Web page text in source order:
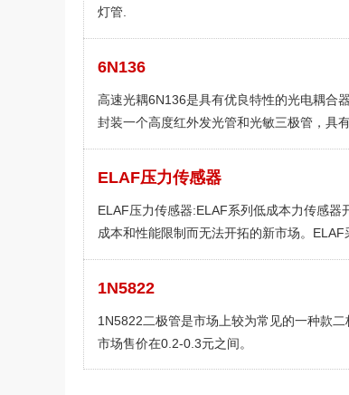
灯管.
6N136
高速光耦6N136是具有优良特性的光电耦合
封装一个高度红外发光管和光敏三极管，具
容等特点，可用于隔离线路、开关电路、数
路、长线传输、过流保护、高压控制、电平
等方面。
ELAF压力传感器
ELAF压力传感器:ELAF系列低成本力传感器
成本和性能限制而无法开拓的新市场。ELAF
1N5822
1N5822二极管是市场上较为常见的一种款
市场售价在0.2-0.3元之间。